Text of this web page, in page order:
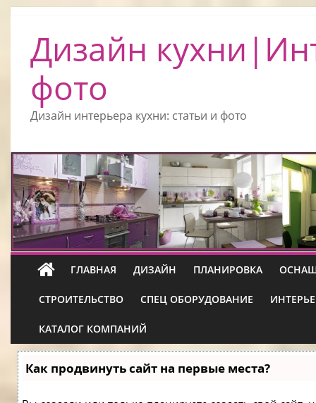
Дизайн
фото
Дизайн интерьера кухни: статьи и фото
ГЛАВНАЯ ДИЗАЙН ПЛАНИРОВКА
СТРОИТЕЛЬСТВО СПЕЦ ОБОРУДОВАНИЕ
КАТАЛОГ КОМПАНИЙ
Как продвинуть сайт на первые места?